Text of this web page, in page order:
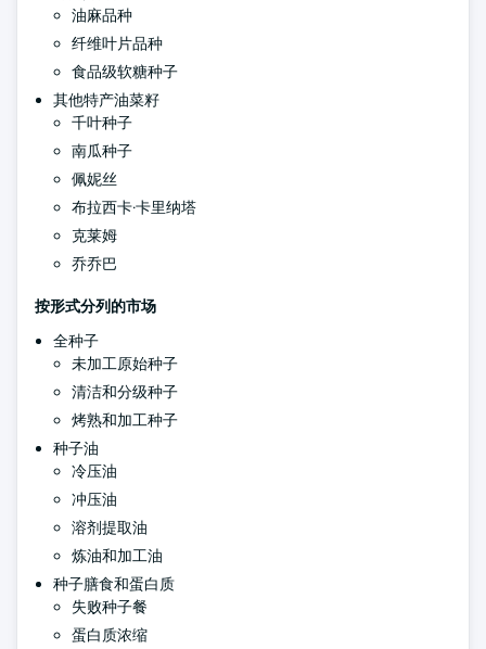
油麻品种
纤维叶片品种
食品级软糖种子
其他特产油菜籽
千叶种子
南瓜种子
佩妮丝
布拉西卡·卡里纳塔
克莱姆
乔乔巴
按形式分列的市场
全种子
未加工原始种子
清洁和分级种子
烤熟和加工种子
种子油
冷压油
冲压油
溶剂提取油
炼油和加工油
种子膳食和蛋白质
失败种子餐
蛋白质浓缩